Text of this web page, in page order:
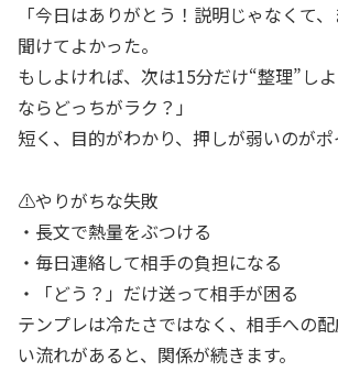
「今日はありがとう！説明じゃなくて
聞けてよかった。
もしよければ、次は15分だけ“整理”し
ならどっちがラク？」
短く、目的がわかり、押しが弱いのがポ
⚠️やりがちな失敗
・長文で熱量をぶつける
・毎日連絡して相手の負担になる
・「どう？」だけ送って相手が困る
テンプレは冷たさではなく、相手への
い流れがあると、関係が続きます。